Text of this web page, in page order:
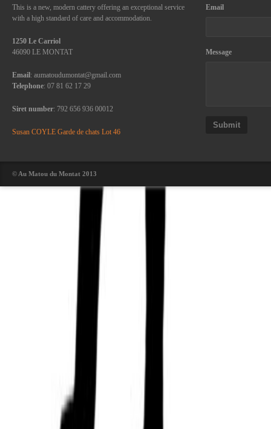
This is a new, modern cattery offering an exceptional service
with a high standard of care and accommodation.
1250 Le Carriol
46090 LE MONTAT
Email: aumatoudumontat@gmail.com
Telephone: 07 81 62 17 29
Siret number: 792 656 936 00012
Susan COYLE Garde de chats Lot 46
Email
Message
Submit
© Au Matou du Montat 2013